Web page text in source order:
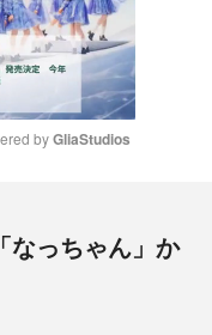
e
by GliaStudios
なっちゃん」か